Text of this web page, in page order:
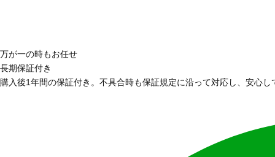
万が一の時もお任せ
長期保証付き
購入後1年間の保証付き。不具合時も保証規定に沿って対応し、安心